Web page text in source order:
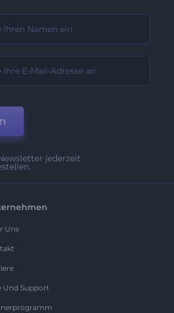
jederzeit
Uns
Und Support